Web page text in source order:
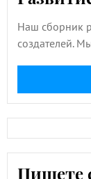
Наш сборник
создателей.
Пишете